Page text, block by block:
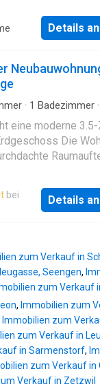
Details
· 1 Badezimmer ·
eine moderne
Die
Architektur. Auf
von 101 m2
bietet ein
und direkten
mit beheiztem
Augenmerk
– von den
mit Funktionalität
durch
eine grosszügige
bei
Details
zum Verkauf in
Seengen,
zum Verkauf
, Immobilien zum
Immobilien zum
zum Verkauf in
in Sarmenstorf,
zum Verkauf in
Verkauf in Zetzwil